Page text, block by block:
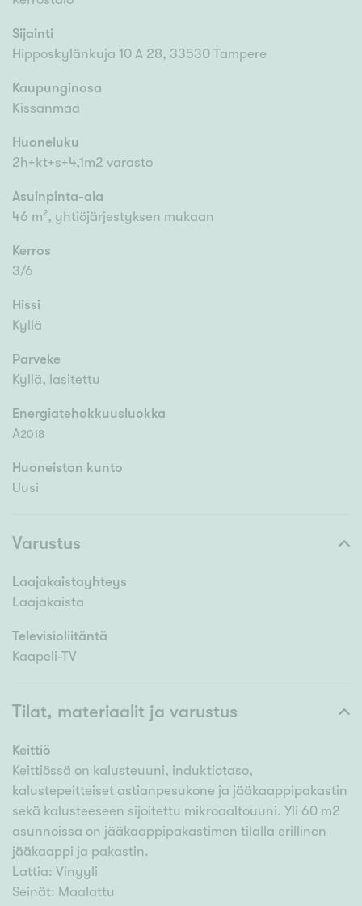
Sijainti
Hipposkylänkuja 10 A 28, 33530 Tampere
Kaupunginosa
Kissanmaa
Huoneluku
2h+kt+s+4,1m2 varasto
Asuinpinta-ala
46 m², yhtiöjärjestyksen mukaan
Kerros
3/6
Hissi
Kyllä
Parveke
Kyllä, lasitettu
Energiatehokkuusluokka
A2018
Huoneiston kunto
Uusi
Varustus
Laajakaistayhteys
Laajakaista
Televisioliitäntä
Kaapeli-TV
Tilat, materiaalit ja varustus
Keittiö
Keittiössä on kalusteuuni, induktiotaso,
kalustepeitteiset astianpesukone ja jääkaappipakastin
sekä kalusteeseen sijoitettu mikroaaltouuni. Yli 60 m2
asunnoissa on jääkaappipakastimen tilalla erillinen
jääkaappi ja pakastin.
Lattia: Vinyyli
Seinät: Maalattu